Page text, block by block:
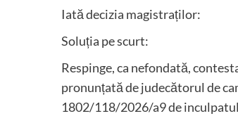
Iată decizia magistraților:
Soluția pe scurt:
Respinge, ca nefondată,
pronunțată de judecătorul de
1802/118/2026/a9 de